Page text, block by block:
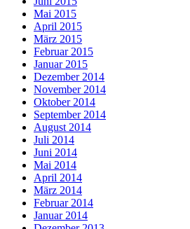
Mai 2015
April 2015
März 2015
Februar 2015
Januar 2015
Dezember 2014
November 2014
Oktober 2014
September 2014
August 2014
Juli 2014
Juni 2014
Mai 2014
April 2014
März 2014
Februar 2014
Januar 2014